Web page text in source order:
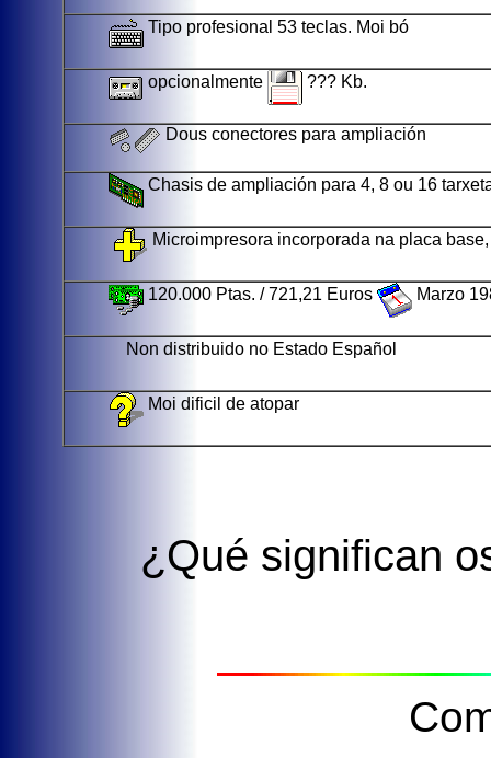
Tipo profesional 53 teclas. Moi bó
opcionalmente ??? Kb.
Dous conectores para ampliación
Chasis de ampliación para 4, 8 ou 16
Microimpresora incorporada na placa
120.000 Ptas. / 721,21 Euros Marzo
Non distribuido no Estado Español
Moi dificil de atopar
¿Qué significan